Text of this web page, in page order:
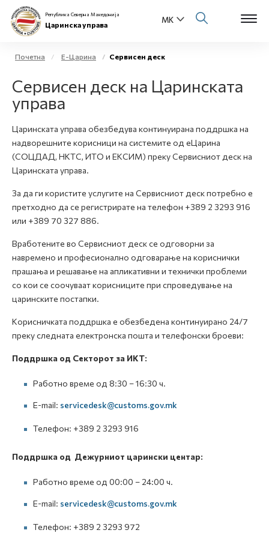
За нас
Бизнис заедница
Е-Царина
Open
Медиа центар
Република Северна Македонија
Царинска управа
Почетна Е-Царина Сервисен деск
Сервисен деск на Царинската
управа
Царинската управа обезбедува континуирана поддршка на
надворешните корисници на системите од еЦарина
(СОЦДАД, НКТС, ИТО и ЕКСИМ) преку Сервисниот деск на
Царинската управа.
За да ги користите услугите на Сервисниот деск потребно е
претходно да се регистрирате на телефон +389 2 3293 916
или +389 70 327 886.
Вработените во Сервисниот деск се одговорни за
навремено и професионално одговарање на кориснички
прашања и решавање на апликативни и технички проблеми
со кои се соочуваат корисниците при спроведување на
царинските постапки.
Корисничката поддршка е обезбедена континуирано 24/7
преку следната електронска пошта и телефонски броеви:
Поддршка од Секторот за ИКТ:
Работно време од 8:30 – 16:30 ч.
E-mail: servicedesk@customs.gov.mk
Телефон: +389 2 3293 916
Поддршка од Дежурниот царински центар:
Работно време од 00:00 – 24:00 ч.
E-mail: servicedesk@customs.gov.mk
Телефон: +389 2 3293 972